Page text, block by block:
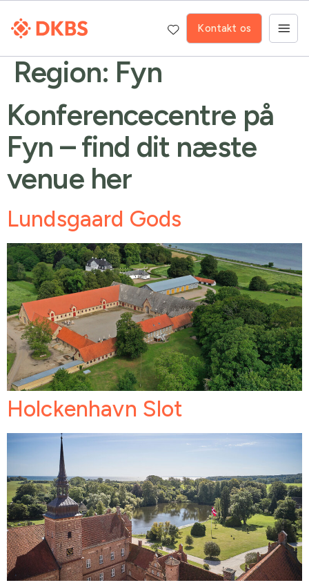
Kontakt os
Region: Fyn
Konferencecentre på
Fyn – find dit næste
venue her
Lundsgaard Gods
Holckenhavn Slot